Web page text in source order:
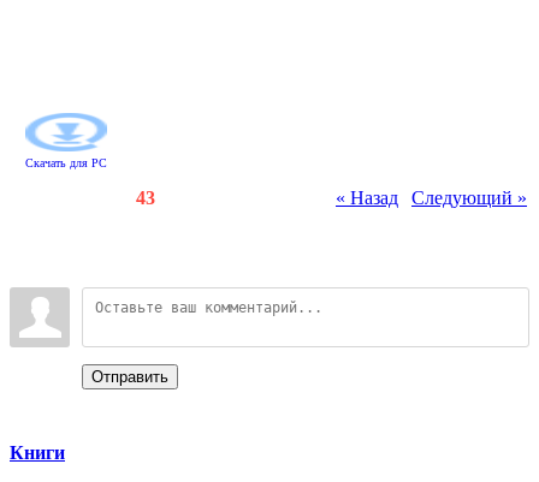
Скачать для PC
« Назад Следующий »
43
Отправить
Книги